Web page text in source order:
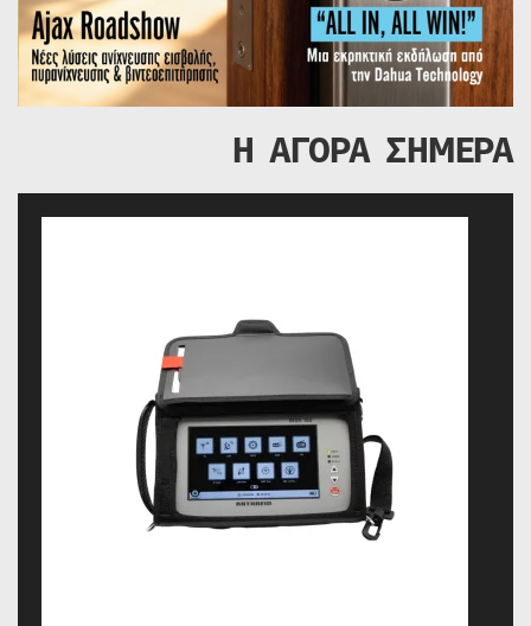
Η ΑΓΟΡΑ ΣΗΜΕΡΑ